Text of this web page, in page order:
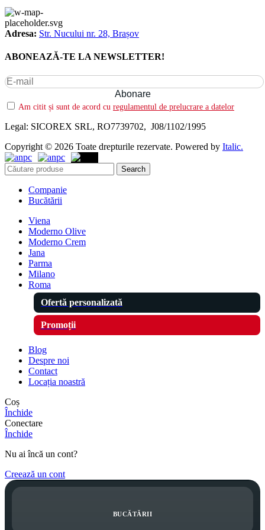
Adresa: Str. Nucului nr. 28, Brașov
ABONEAZĂ-TE LA NEWSLETTER!
Am citit și sunt de acord cu regulamentul de prelucrare a datelor
Legal: SICOREX SRL, RO7739702, J08/1102/1995
Copyright © 2026 Toate drepturile rezervate. Powered by Italic.
Search
Companie
Bucătării
Viena
Moderno Olive
Moderno Crem
Jana
Parma
Milano
Roma
Ofertă personalizată
Promoții
Blog
Despre noi
Contact
Locația noastră
Coș
Închide
Conectare
Închide
Nu ai încă un cont?
Creează un cont
BUCĂTĂRII